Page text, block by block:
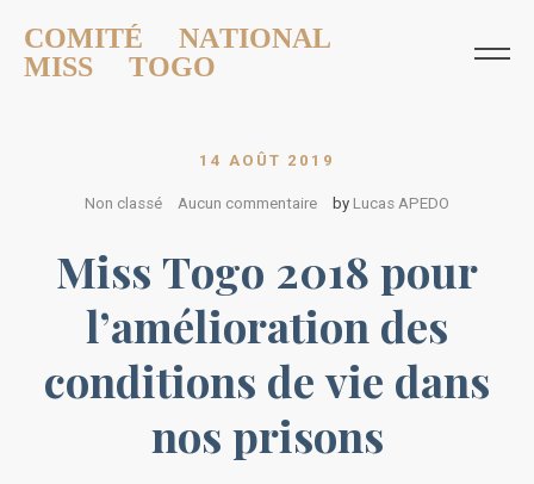
COMITÉ NATIONAL
MISS TOGO
14 AOÛT 2019
Non classé Aucun commentaire by Lucas APEDO
Miss Togo 2018 pour
l’amélioration des
conditions de vie dans
nos prisons